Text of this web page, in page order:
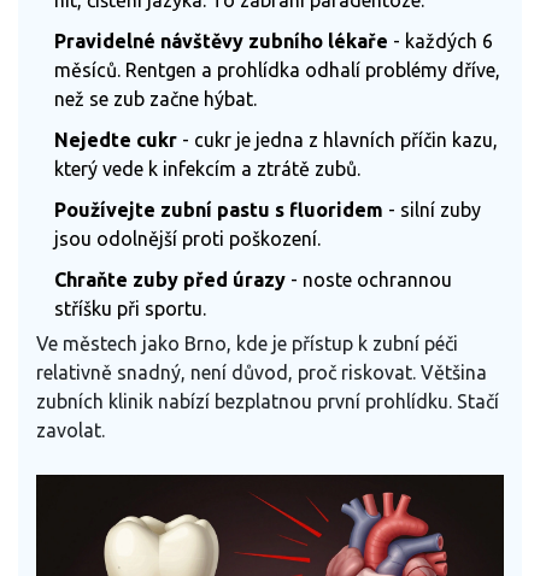
Pravidelné návštěvy zubního lékaře - každých 6
měsíců. Rentgen a prohlídka odhalí problémy dříve,
než se zub začne hýbat.
Nejedte cukr - cukr je jedna z hlavních příčin kazu,
který vede k infekcím a ztrátě zubů.
Používejte zubní pastu s fluoridem - silní zuby
jsou odolnější proti poškození.
Chraňte zuby před úrazy - noste ochrannou
stříšku při sportu.
Ve městech jako Brno, kde je přístup k zubní péči
relativně snadný, není důvod, proč riskovat. Většina
zubních klinik nabízí bezplatnou první prohlídku. Stačí
zavolat.